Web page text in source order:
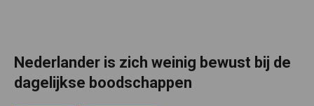
Nederlander is zich weinig bewust bij de
dagelijkse boodschappen